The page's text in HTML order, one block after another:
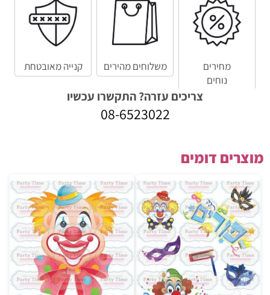
מחירים
נוחים
משלוחים מהירים קנייה מאובטחת
צריכים עזרה? התקשרו עכשיו
08-6523022
מוצרים דומים